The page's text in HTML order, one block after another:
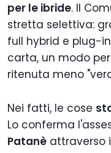
per le ibride. Il
stretta selettiva:
full hybrid e plug-
carta, un modo
ritenuta meno
Nei fatti, le cose
Lo conferma
Patanè attraverso